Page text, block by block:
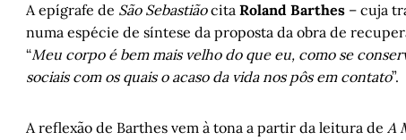
A epígrafe de São Sebastiãocita Roland Barthes – cuja
numa espécie de síntese da proposta da obra de
“Meu corpo é bem mais velho do que eu, como se
sociais com os quais o acaso da vida nos pôs em contato”.
A reflexão de Barthes vem à tona a partir da leitura de A